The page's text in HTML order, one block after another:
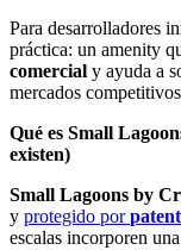
Para desarrolladores
práctica: un amenity
comercial y ayuda a
mercados
Qué es Small
existen)
Small Lagoons by
y protegido por
escalas incorporen una